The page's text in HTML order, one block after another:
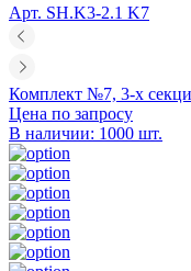
Арт. SH.K3-2.1 K7
Комплект №7, 3-х
Цена по запросу
В наличии: 1000 шт.